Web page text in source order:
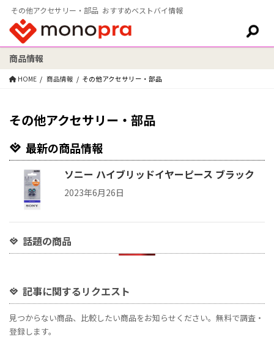
その他アクセサリー・部品 おすすめベストバイ情報
検索:
商品情報
HOME 商品情報 その他アクセサリー・部品
その他アクセサリー・部品
最新の商品情報
ソニー ハイブリッドイヤーピース ブラック
2023年6月26日
話題の商品
記事に関するリクエスト
見つからない商品、比較したい商品をお知らせください。無料で調査・
登録します。